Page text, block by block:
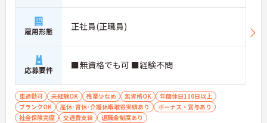
雇用形態 正社員(正職員)
応募要件 ■無資格でも可 ■経験不問
車通勤可 未経験OK 残業少なめ 無資格OK
年間休日110日以上
ブランクOK
産休･育休･介護休暇取得実績あり
ボーナス・賞与あり
社会保険完備
交通費支給 退職金制度あり